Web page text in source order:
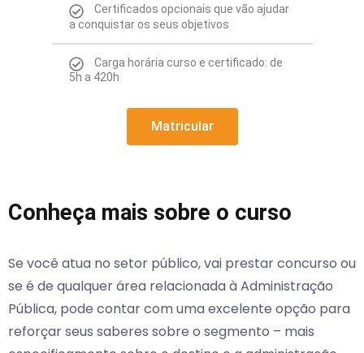
Certificados opcionais que vão ajudar
a conquistar os seus objetivos
Carga horária curso e certificado: de
5h a 420h
Matricular
Conheça mais sobre o curso
Se você atua no setor público, vai prestar concurso ou
se é de qualquer área relacionada à Administração
Pública, pode contar com uma excelente opção para
reforçar seus saberes sobre o segmento – mais